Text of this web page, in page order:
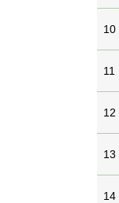
10
11
12
13
14